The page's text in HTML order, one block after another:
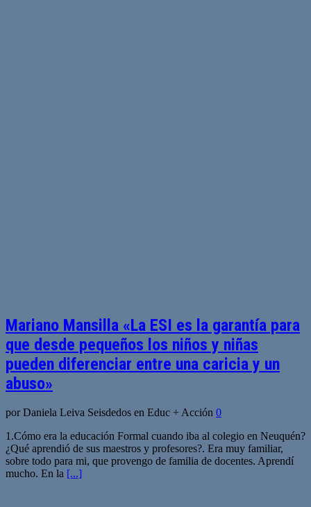
Mariano Mansilla «La ESI es la garantía para
que desde pequeños los niños y niñas
pueden diferenciar entre una caricia y un
abuso»
por Daniela Leiva Seisdedos en Educ + Acción 0
1.Cómo era la educación Formal cuando iba al colegio en Neuquén?
¿Qué aprendió de sus maestros y profesores?. Era muy familiar,
sobre todo para mi, que provengo de familia de docentes. Aprendí
mucho. En la [...]